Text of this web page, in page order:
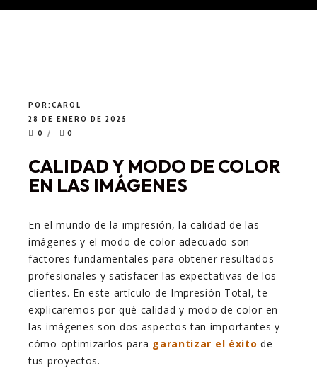
POR:CAROL
28 DE ENERO DE 2025
0
0
CALIDAD Y MODO DE COLOR
EN LAS IMÁGENES
En el mundo de la impresión, la calidad de las
imágenes y el modo de color adecuado son
factores fundamentales para obtener resultados
profesionales y satisfacer las expectativas de los
clientes. En este artículo de Impresión Total, te
explicaremos por qué calidad y modo de color en
las imágenes son dos aspectos tan importantes y
cómo optimizarlos para garantizar el éxito de
tus proyectos.